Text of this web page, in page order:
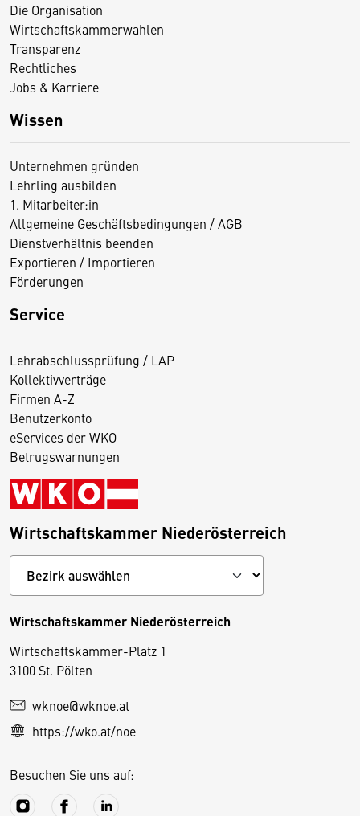
Die Organisation
Wirtschaftskammerwahlen
Transparenz
Rechtliches
Jobs & Karriere
Wissen
Unternehmen gründen
Lehrling ausbilden
1. Mitarbeiter:in
Allgemeine Geschäftsbedingungen / AGB
Dienstverhältnis beenden
Exportieren / Importieren
Förderungen
Service
Lehrabschlussprüfung / LAP
Kollektivverträge
Firmen A-Z
Benutzerkonto
eServices der WKO
Betrugswarnungen
Wirtschaftskammer Niederösterreich
Wirtschaftskammer Niederösterreich
Wirtschaftskammer-Platz 1
3100 St. Pölten
wknoe@wknoe.at
https://wko.at/noe
Besuchen Sie uns auf:
D
e
s
S
e